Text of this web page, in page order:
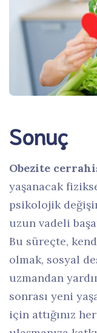
Sonuç
Obezite
yaşanacak
psikolojik
uzun vadeli
Bu süreçte,
olmak, sosyal
uzmandan
sonrası yeni
için attığınız